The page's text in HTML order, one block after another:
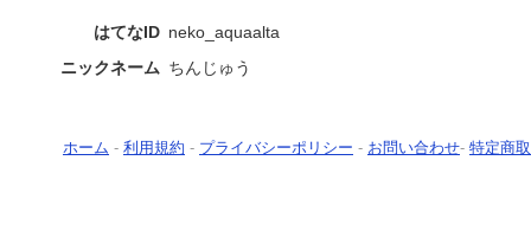
はてなID neko_aquaalta
ニックネーム ちんじゅう
ホーム - 利用規約 - プライバシーポリシー - お問い合わせ- 特定商